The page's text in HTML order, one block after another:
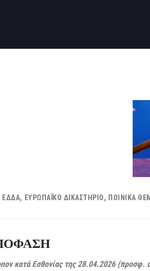
ΕΔΔΑ ΕΥΡΩΠΑΪΚΌ ΔΙΚΑΣΤΉΡΙΟ ΠΟΙΝΙΚΆ
κατά Εσθονίαςτης 28.04.2026 (προσφ.